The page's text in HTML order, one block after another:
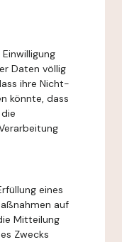
Daten völlig
ihre Nicht-
könnte, dass
eines
auf
Mitteilung
Zwecks